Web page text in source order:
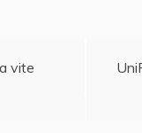
vite